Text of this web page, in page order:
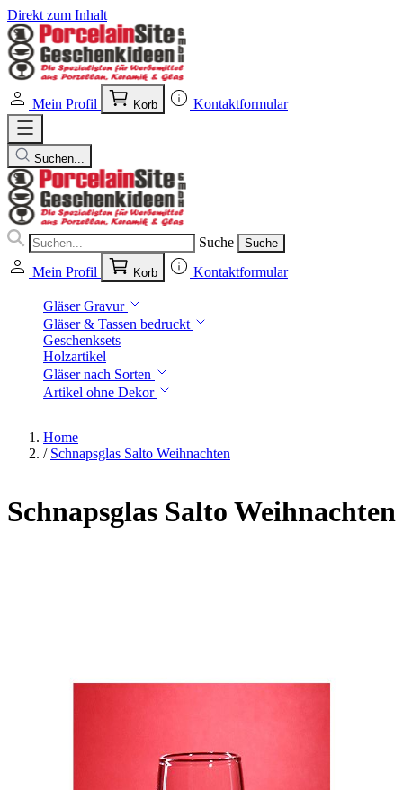
Direkt zum Inhalt
Mein Profil Korb Kontaktformular
Suchen...
Suche Suche
Mein Profil Korb Kontaktformular
Gläser Gravur
Gläser & Tassen bedruckt
Geschenksets
Holzartikel
Gläser nach Sorten
Artikel ohne Dekor
Home
/ Schnapsglas Salto Weihnachten
Schnapsglas Salto Weihnachten